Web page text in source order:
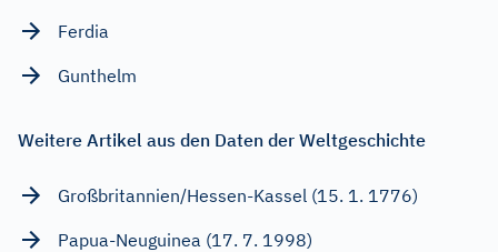
Ferdia
Gunthelm
Weitere Artikel aus den Daten der Weltgeschichte
Großbritannien/Hessen-Kassel (15. 1. 1776)
Papua-Neuguinea (17. 7. 1998)